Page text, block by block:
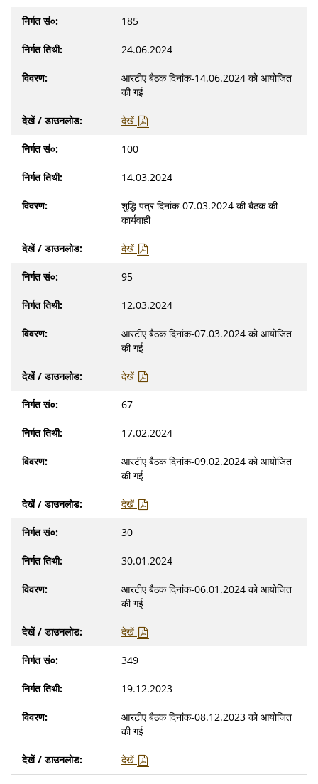
185
24.06.2024
आरटीए बैठक दिनांक-14.06.2024 को आयोजित
की गई
देखें
100
14.03.2024
शुद्धि पत्र दिनांक-07.03.2024 की बैठक की
कार्यवाही
देखें
95
12.03.2024
आरटीए बैठक दिनांक-07.03.2024 को आयोजित
की गई
देखें
67
17.02.2024
आरटीए बैठक दिनांक-09.02.2024 को आयोजित
की गई
देखें
30
30.01.2024
आरटीए बैठक दिनांक-06.01.2024 को आयोजित
की गई
देखें
349
19.12.2023
आरटीए बैठक दिनांक-08.12.2023 को आयोजित
की गई
देखें